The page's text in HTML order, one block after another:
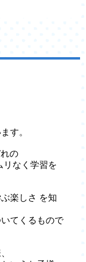
す。
の
リなく学習を
楽しさ を知
てくるもので